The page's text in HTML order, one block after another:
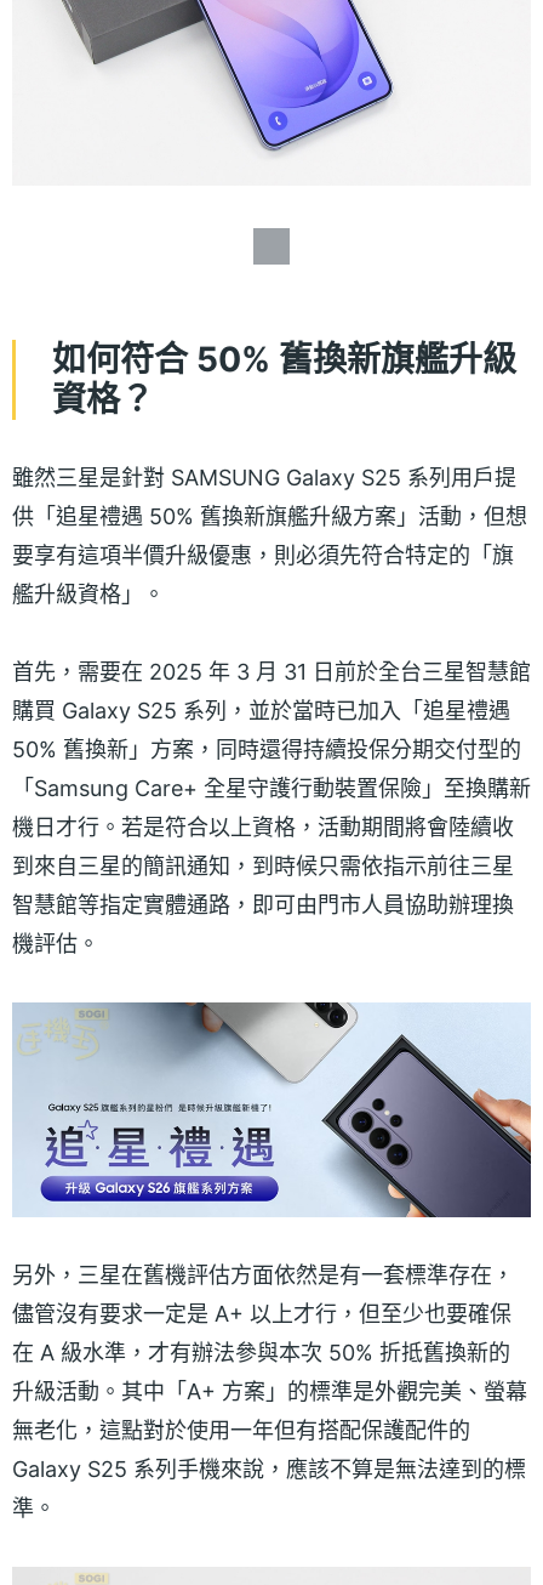
如何符合 50% 舊換新旗艦升級
資格？
雖然三星是針對 SAMSUNG Galaxy S25 系列用戶提
供「追星禮遇 50% 舊換新旗艦升級方案」活動，但想
要享有這項半價升級優惠，則必須先符合特定的「旗
艦升級資格」。
首先，需要在 2025 年 3 月 31 日前於全台三星智慧館
購買 Galaxy S25 系列，並於當時已加入「追星禮遇
50% 舊換新」方案，同時還得持續投保分期交付型的
「Samsung Care+ 全星守護行動裝置保險」至換購新
機日才行。若是符合以上資格，活動期間將會陸續收
到來自三星的簡訊通知，到時候只需依指示前往三星
智慧館等指定實體通路，即可由門市人員協助辦理換
機評估。
另外，三星在舊機評估方面依然是有一套標準存在，
儘管沒有要求一定是 A+ 以上才行，但至少也要確保
在 A 級水準，才有辦法參與本次 50% 折抵舊換新的
升級活動。其中「A+ 方案」的標準是外觀完美、螢幕
無老化，這點對於使用一年但有搭配保護配件的
Galaxy S25 系列手機來說，應該不算是無法達到的標
準。